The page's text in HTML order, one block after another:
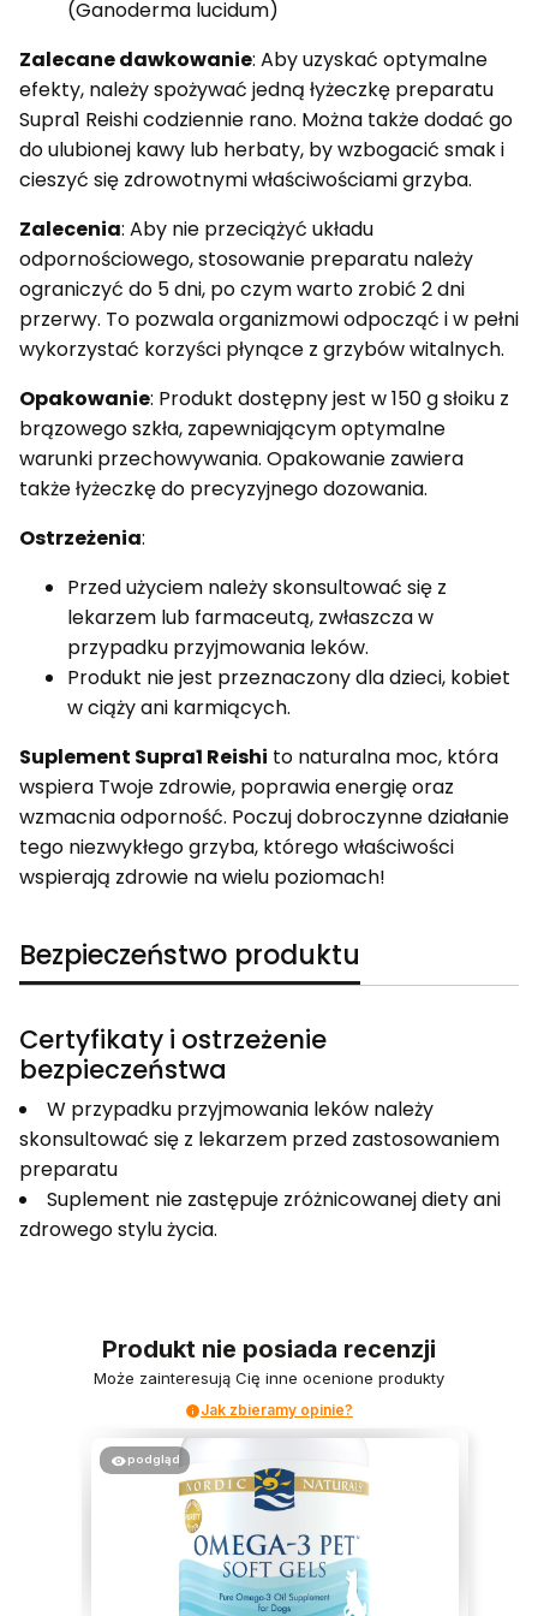
(Ganoderma lucidum)
Zalecane dawkowanie: Aby uzyskać optymalne
efekty, należy spożywać jedną łyżeczkę preparatu
Supra1 Reishi codziennie rano. Można także dodać go
do ulubionej kawy lub herbaty, by wzbogacić smak i
cieszyć się zdrowotnymi właściwościami grzyba.
Zalecenia: Aby nie przeciążyć układu
odpornościowego, stosowanie preparatu należy
ograniczyć do 5 dni, po czym warto zrobić 2 dni
przerwy. To pozwala organizmowi odpocząć i w pełni
wykorzystać korzyści płynące z grzybów witalnych.
Opakowanie: Produkt dostępny jest w 150 g słoiku z
brązowego szkła, zapewniającym optymalne
warunki przechowywania. Opakowanie zawiera
także łyżeczkę do precyzyjnego dozowania.
Ostrzeżenia:
Przed użyciem należy skonsultować się z
lekarzem lub farmaceutą, zwłaszcza w
przypadku przyjmowania leków.
Produkt nie jest przeznaczony dla dzieci, kobiet
w ciąży ani karmiących.
Suplement Supra1 Reishi to naturalna moc, która
wspiera Twoje zdrowie, poprawia energię oraz
wzmacnia odporność. Poczuj dobroczynne działanie
tego niezwykłego grzyba, którego właściwości
wspierają zdrowie na wielu poziomach!
Bezpieczeństwo produktu
Certyfikaty i ostrzeżenie
bezpieczeństwa
W przypadku przyjmowania leków należy
skonsultować się z lekarzem przed zastosowaniem
preparatu
Suplement nie zastępuje zróżnicowanej diety ani
zdrowego stylu życia.
Produkt nie posiada recenzji
Może zainteresują Cię inne ocenione produkty
Jak zbieramy opinie?
podgląd